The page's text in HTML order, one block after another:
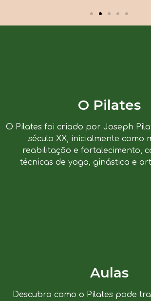
O Pilates
O Pilates foi criado por Joseph
século XX, inicialmente como
reabilitação e fortalecimento,
técnicas de yoga, ginástica e
Aulas
Descubra como o Pilates pode